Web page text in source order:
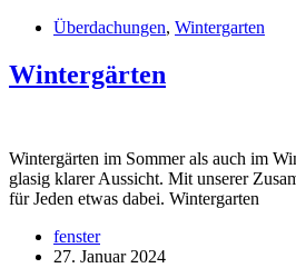
Überdachungen, Wintergarten
Wintergärten
Wintergärten im Sommer als auch im
glasig klarer Aussicht. Mit unserer
für Jeden etwas dabei. Wintergarten
fenster
27. Januar 2024